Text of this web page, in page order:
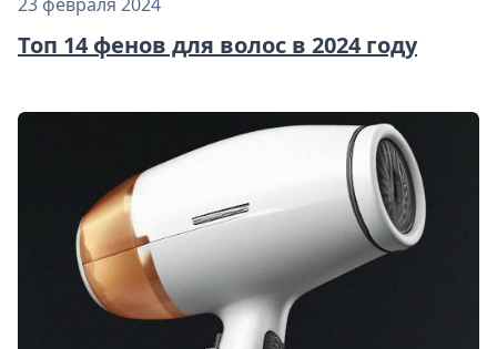
Топ 14 фенов для волос в 2024 году